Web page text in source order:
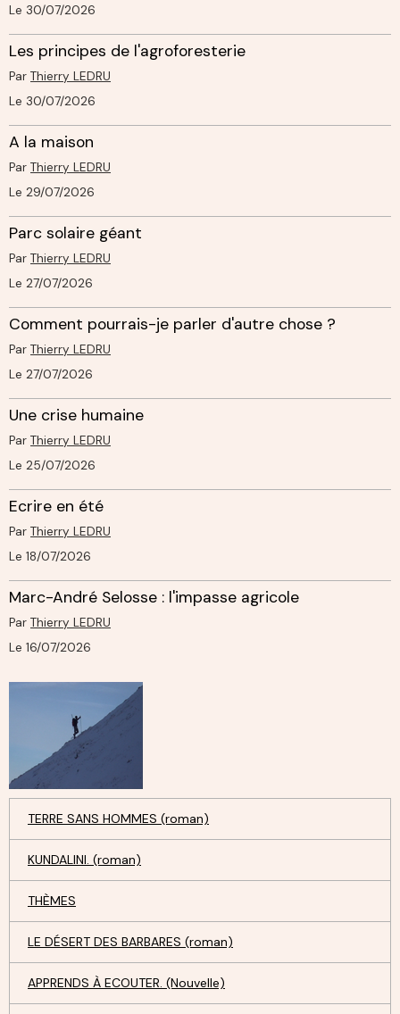
Le 30/07/2026
Les principes de l'agroforesterie
Par Thierry LEDRU
Le 30/07/2026
A la maison
Par Thierry LEDRU
Le 29/07/2026
Parc solaire géant
Par Thierry LEDRU
Le 27/07/2026
Comment pourrais-je parler d'autre chose ?
Par Thierry LEDRU
Le 27/07/2026
Une crise humaine
Par Thierry LEDRU
Le 25/07/2026
Ecrire en été
Par Thierry LEDRU
Le 18/07/2026
Marc-André Selosse : l'impasse agricole
Par Thierry LEDRU
Le 16/07/2026
TERRE SANS HOMMES (roman)
KUNDALINI. (roman)
THÈMES
LE DÉSERT DES BARBARES (roman)
APPRENDS À ECOUTER. (Nouvelle)